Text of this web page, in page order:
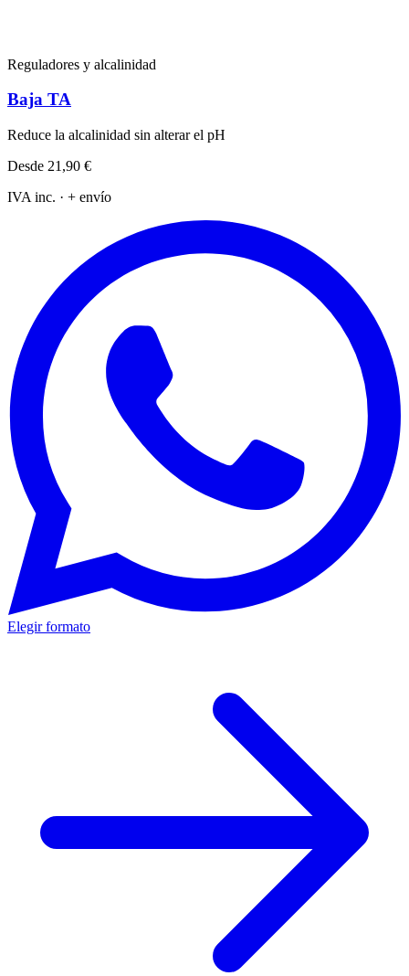
Reguladores y alcalinidad
Baja TA
Reduce la alcalinidad sin alterar el pH
Desde 21,90 €
IVA inc. · + envío
Elegir formato